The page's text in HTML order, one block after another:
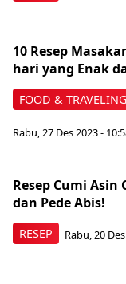
FOOD & TRAVELING
10 Resep
hari yang Enak
Rabu, 27 Des 2023 -
RESEP
Resep Cumi Asin
dan Pede Abis!
Rabu, 20